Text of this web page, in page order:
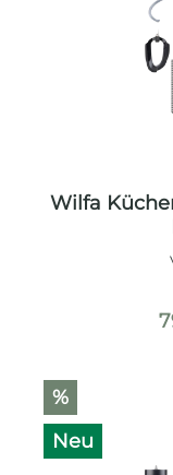
Wilfa
%
Neu